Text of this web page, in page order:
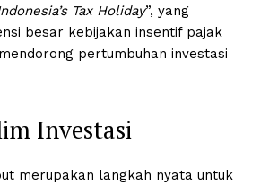
Tax Holiday”, yang
besar kebijakan insentif pajak
pertumbuhan investasi
Investasi
merupakan langkah nyata untuk